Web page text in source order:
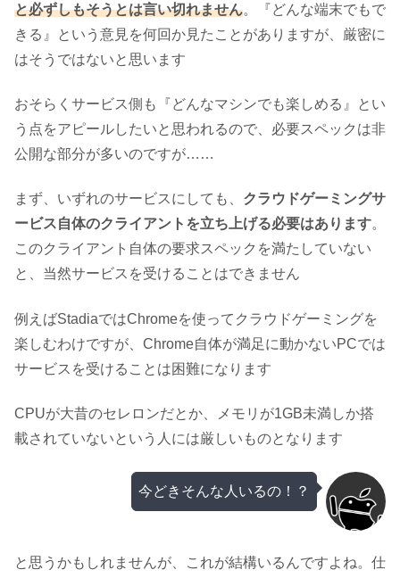
と必ずしもそうとは言い切れません。『どんな端末でもで
きる』という意見を何回か見たことがありますが、厳密に
はそうではないと思います
おそらくサービス側も『どんなマシンでも楽しめる』とい
う点をアピールしたいと思われるので、必要スペックは非
公開な部分が多いのですが……
まず、いずれのサービスにしても、 クラウドゲーミングサ
ービス自体のクライアントを立ち上げる必要はあります。
このクライアント自体の要求スペックを満たしていない
と、当然サービスを受けることはできません
例えばStadiaではChromeを使ってクラウドゲーミングを
楽しむわけですが、Chrome自体が満足に動かないPCでは
サービスを受けることは困難になります
CPUが大昔のセレロンだとか、メモリが1GB未満しか搭
載されていないという人には厳しいものとなります
今どきそんな人いるの！？
と思うかもしれませんが、これが結構いるんですよね。仕